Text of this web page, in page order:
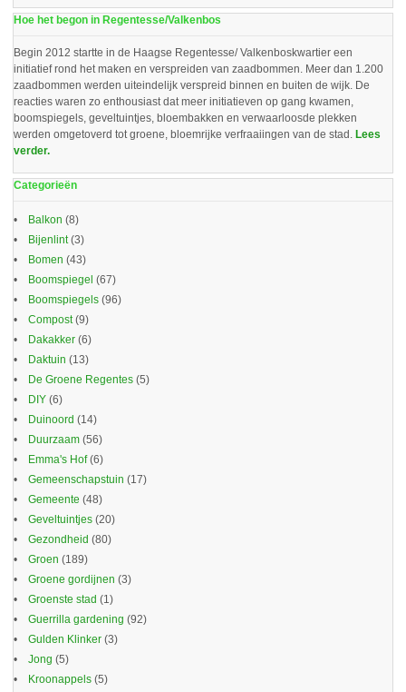
Hoe het begon in Regentesse/Valkenbos
Begin 2012 startte in de Haagse Regentesse/ Valkenboskwartier een
initiatief rond het maken en verspreiden van zaadbommen. Meer dan 1.200
zaadbommen werden uiteindelijk verspreid binnen en buiten de wijk. De
reacties waren zo enthousiast dat meer initiatieven op gang kwamen,
boomspiegels, geveltuintjes, bloembakken en verwaarloosde plekken
werden omgetoverd tot groene, bloemrijke verfraaiingen van de stad. Lees
verder.
Categorieën
Balkon (8)
Bijenlint(3)
Bomen (43)
Boomspiegel (67)
Boomspiegels (96)
Compost(9)
Dakakker (6)
Daktuin (13)
De Groene Regentes (5)
DIY (6)
Duinoord (14)
Duurzaam (56)
Emma's Hof(6)
Gemeenschapstuin (17)
Gemeente (48)
Geveltuintjes (20)
Gezondheid (80)
Groen (189)
Groene gordijnen (3)
Groenste stad (1)
Guerrilla gardening (92)
Gulden Klinker (3)
Jong (5)
Kroonappels (5)